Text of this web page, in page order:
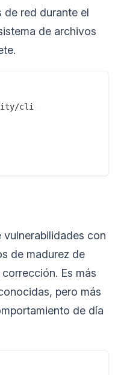
red durante el
de archivos
cli
con
de madurez de
Es más
pero más
de día